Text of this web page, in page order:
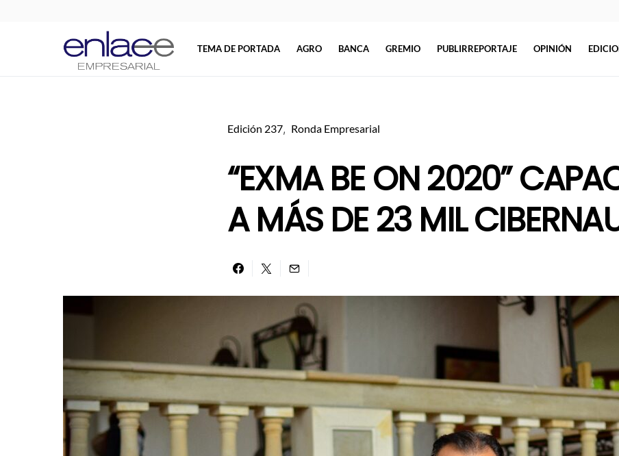
TEMA DE PORTADA AGRO BANCA GREMIO PUBLIRREPORTAJE OPINIÓN
Search for:
Edición 237 Ronda Empresarial
“EXMA BE ON 2020”
A MÁS DE 23 MIL